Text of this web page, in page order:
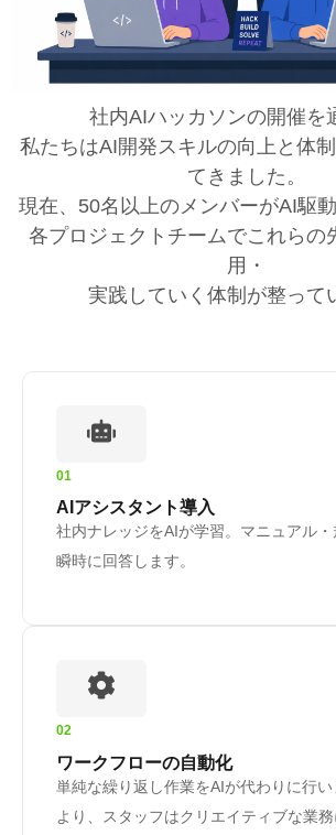
社内AIハッカソンの開催を
私たちはAI開発スキルの向上と体
てきました。
現在、50名以上のメンバーがAI駆動
各プロジェクトチームでこれらの
用・
実践していく体制が整って
01
AIアシスタント導入
社内ナレッジをAIが学習。マニュアル
瞬時に回答します。
02
ワークフローの自動化
単純な繰り返し作業をAIが代わりに行い
より、スタッフはクリエイティブな業